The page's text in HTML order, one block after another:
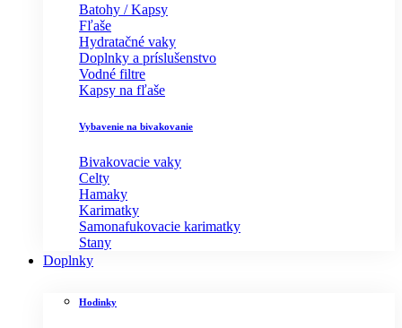
Batohy / Kapsy
Fľaše
Hydratačné vaky
Doplnky a príslušenstvo
Vodné filtre
Kapsy na fľaše
Vybavenie na bivakovanie
Bivakovacie vaky
Celty
Hamaky
Karimatky
Samonafukovacie karimatky
Stany
Doplnky
Hodinky